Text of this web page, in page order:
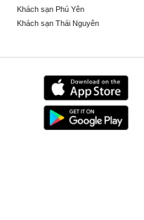
Khách sạn Phú Yên
Khách sạn Thái Nguyên